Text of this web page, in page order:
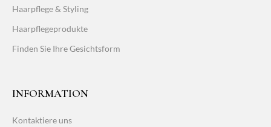
Haarpflege & Styling
Haarpflegeprodukte
Finden Sie Ihre Gesichtsform
INFORMATION
Kontaktiere uns